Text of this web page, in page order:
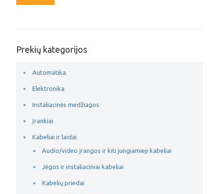
Prekių kategorijos
Automatika
Elektronika
Instaliacinės medžiagos
Įrankiai
Kabeliai ir laidai
Audio/video įrangos ir kiti jungiamieji kabeliai
Jėgos ir instaliaciniai kabeliai
Kabelių priedai